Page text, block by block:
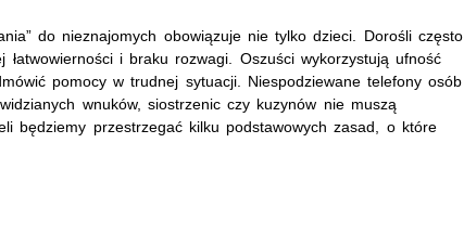
do nieznajomych obowiązuje nie tylko dzieci. Dorośli często
i braku rozwagi. Oszuści wykorzystują ufność
pomocy w trudnej sytuacji. Niespodziewane telefony osób
wnuków, siostrzenic czy kuzynów nie muszą
będziemy przestrzegać kilku podstawowych zasad, o które